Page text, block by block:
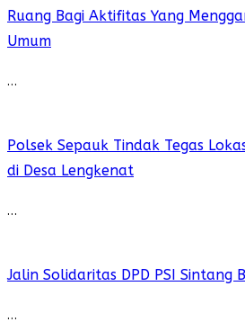
Ruang Bagi Aktifitas Yang
Umum
…
Polsek Sepauk Tindak Tegas
di Desa Lengkenat
…
Jalin Solidaritas DPD PSI Sintang
…